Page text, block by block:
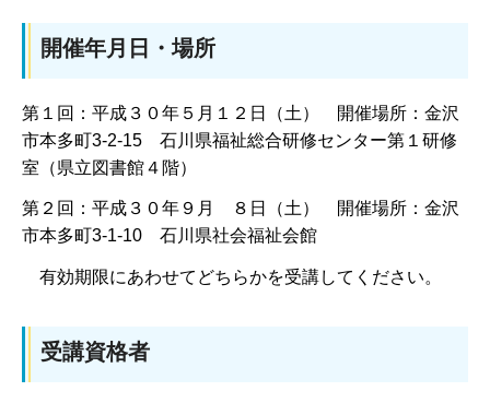
開催年月日・場所
第１回：平成３０年５月１２日（土） 開催場所：金沢
市本多町3-2-15 石川県福祉総合研修センター第１研修
室（県立図書館４階）
第２回：平成３０年９月 ８日（土） 開催場所：金沢
市本多町3-1-10 石川県社会福祉会館
有効期限にあわせてどちらかを受講してください。
受講資格者